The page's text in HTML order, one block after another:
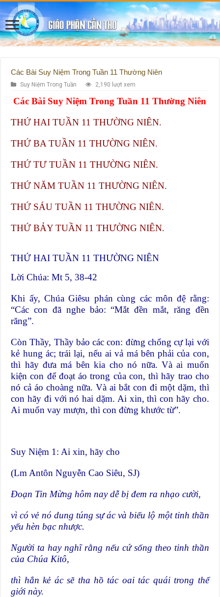
Các Bài Suy Niệm Trong Tuần 11 Thường Niên
Suy Niệm Trong Tuần 2,190 lượt xem
Các Bài Suy Niệm Trong Tuần 11 Thường Niên
THỨ HAI TUẦN 11 THƯỜNG NIÊN.
THỨ BA TUẦN 11 THƯỜNG NIÊN.
THỨ TƯ TUẦN 11 THƯỜNG NIÊN.
THỨ NĂM TUẦN 11 THƯỜNG NIÊN.
THỨ SÁU TUẦN 11 THƯỜNG NIÊN.
THỨ BẢY TUẦN 11 THƯỜNG NIÊN.
THỨ HAI TUẦN 11 THƯỜNG NIÊN
Lời Chúa: Mt 5, 38-42
Khi ấy, Chúa Giêsu phán cùng các môn đệ rằng:
“Các con đã nghe bảo: “Mắt đền mắt, răng đền
răng”.
Còn Thầy, Thầy bảo các con: đừng chống cự lại với
kẻ hung ác; trái lại, nếu ai vả má bên phải của con,
thì hãy đưa má bên kia cho nó nữa. Và ai muốn
kiện con để đoạt áo trong của con, thì hãy trao cho
nó cả áo choàng nữa. Và ai bắt con đi một dặm, thì
con hãy đi với nó hai dặm. Ai xin, thì con hãy cho.
Ai muốn vay mượn, thì con đừng khước từ”.
Suy Niệm 1: Ai xin, hãy cho
(Lm Antôn Nguyễn Cao Siêu, SJ)
Đoạn Tin Mừng hôm nay dễ bị đem ra nhạo cười,
vì có vẻ nó dung túng sự ác và biểu lộ một tinh thần
yếu hèn bạc nhược.
Người ta hay nghĩ rằng nếu cứ sống theo tinh thần
của Chúa Kitô,
thì hẳn kẻ ác sẽ tha hồ tác oai tác quái trong thế
giới này.